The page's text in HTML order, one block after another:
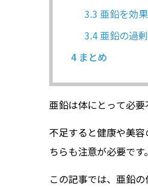
3.3 亜鉛を効
3.4亜鉛の過
4まとめ
亜鉛は体にとって必要
不足すると健康や美
ちらも注意が必要です。
この記事では、亜鉛